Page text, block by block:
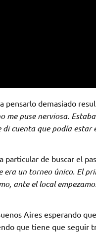
pensarlo demasiado
me puse nerviosa.
cuenta que podía
particular de buscar el
era un torneo único. El
ante el local
Aires esperando
que tiene que seguir